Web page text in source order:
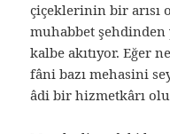
çiçeklerinin bir arısı
muhabbet
kalbe akıtıyor. Eğer
fâni bazı mehasini
âdi bir hizmetkârı